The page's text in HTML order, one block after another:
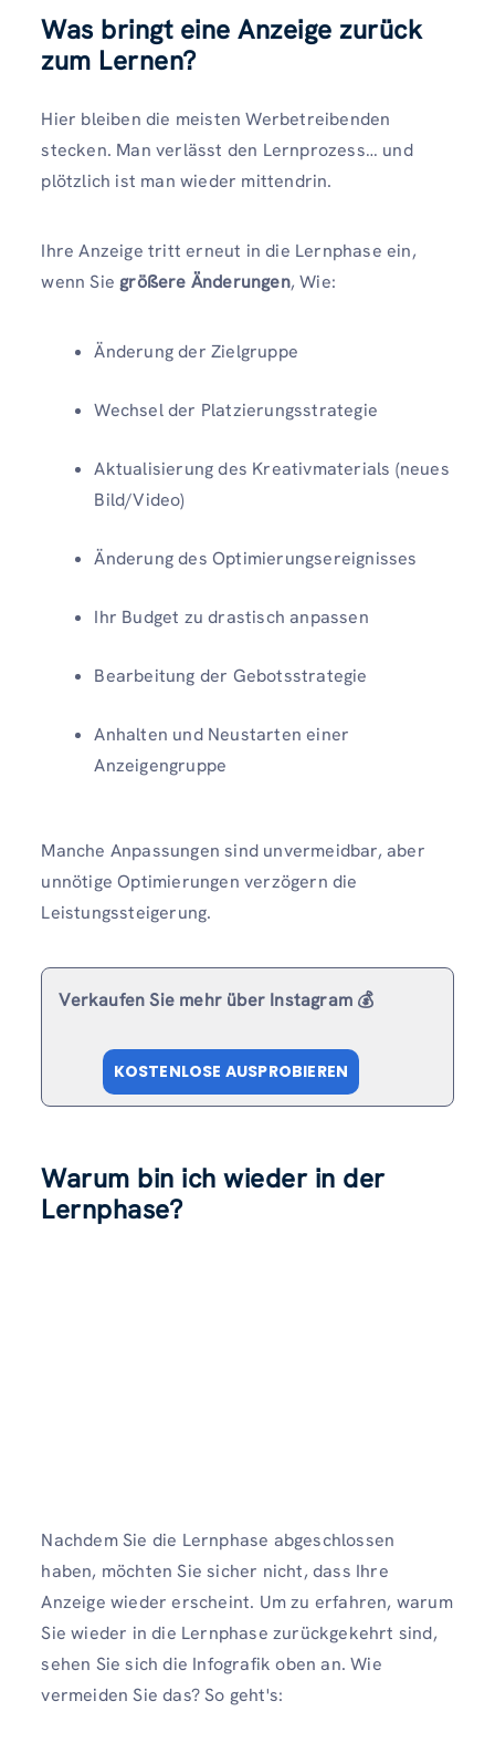
Was bringt eine Anzeige zurück
zum Lernen?
Hier bleiben die meisten Werbetreibenden
stecken. Man verlässt den Lernprozess… und
plötzlich ist man wieder mittendrin.
Ihre Anzeige tritt erneut in die Lernphase ein,
wenn Sie größere Änderungen, Wie:
Änderung der Zielgruppe
Wechsel der Platzierungsstrategie
Aktualisierung des Kreativmaterials (neues
Bild/Video)
Änderung des Optimierungsereignisses
Ihr Budget zu drastisch anpassen
Bearbeitung der Gebotsstrategie
Anhalten und Neustarten einer
Anzeigengruppe
Manche Anpassungen sind unvermeidbar, aber
unnötige Optimierungen verzögern die
Leistungssteigerung.
Verkaufen Sie mehr über Instagram 💰
KOSTENLOSE AUSPROBIEREN
Warum bin ich wieder in der
Lernphase?
Nachdem Sie die Lernphase abgeschlossen
haben, möchten Sie sicher nicht, dass Ihre
Anzeige wieder erscheint. Um zu erfahren, warum
Sie wieder in die Lernphase zurückgekehrt sind,
sehen Sie sich die Infografik oben an. Wie
vermeiden Sie das? So geht's: